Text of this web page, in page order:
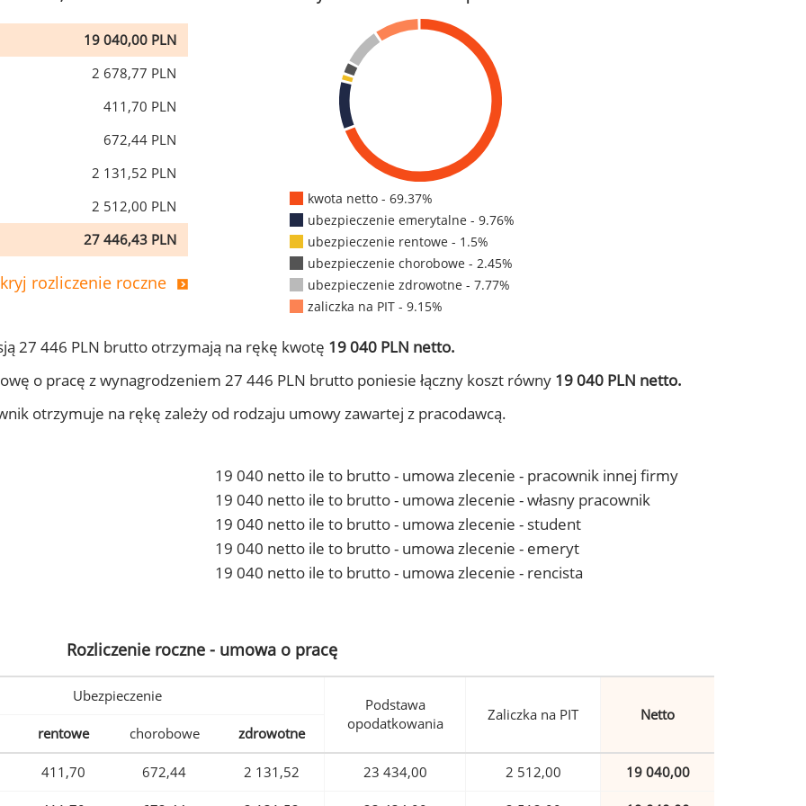
19 040,00 PLN
2 678,77 PLN
411,70 PLN
672,44 PLN
2 131,52 PLN
2 512,00 PLN
27 446,43 PLN
rozliczenie roczne
kwota netto - 69.37%
ubezpieczenie emerytalne - 9.76%
ubezpieczenie rentowe - 1.5%
ubezpieczenie chorobowe - 2.45%
ubezpieczenie zdrowotne - 7.77%
zaliczka na PIT - 9.15%
27 446 PLN brutto otrzymają na rękę kwotę 19 040 PLN netto.
o pracę z wynagrodzeniem 27 446 PLN brutto poniesie łączny koszt równy 19 040 PLN netto.
otrzymuje na rękę zależy od rodzaju umowy zawartej z pracodawcą.
19 040 netto ile to brutto - umowa zlecenie - pracownik innej firmy
19 040 netto ile to brutto - umowa zlecenie - własny pracownik
19 040 netto ile to brutto - umowa zlecenie - student
19 040 netto ile to brutto - umowa zlecenie - emeryt
19 040 netto ile to brutto - umowa zlecenie - rencista
Rozliczenie roczne - umowa o pracę
Ubezpieczenie
Podstawa
opodatkowania
Zaliczka na PIT
Netto
rentowe
chorobowe zdrowotne
411,70 672,44 2 131,52 23 434,00 2 512,00 19 040,00